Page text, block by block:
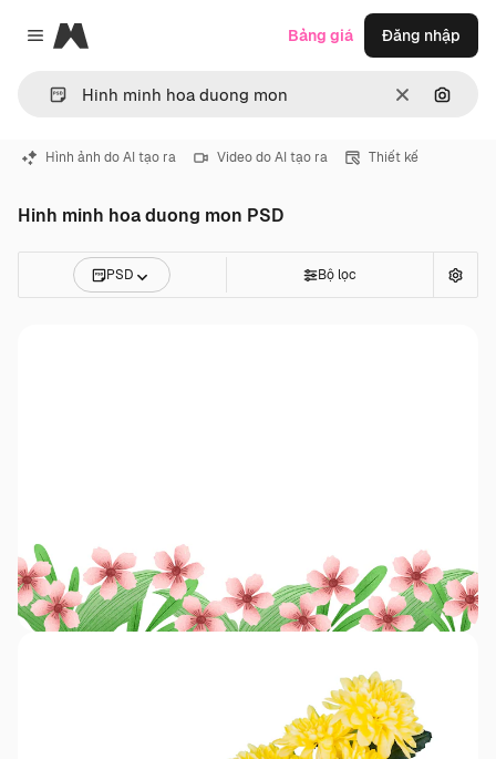
Close menu
Magnific
ThôngTìm
Bảng giá Đăng nhập
Hình ảnh do AI tạo ra Video do AI tạo ra Thiết kế
Hinh minh hoa duong mon PSD
PSD Bộ lọc